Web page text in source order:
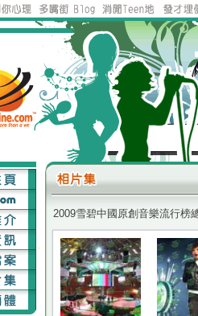
2009雪碧中國原創音樂流行榜